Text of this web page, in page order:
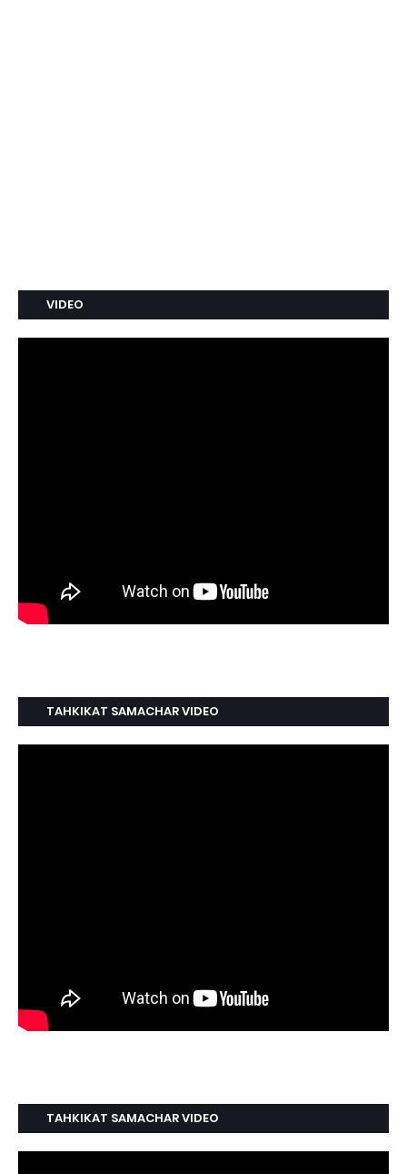
VIDEO
TAHKIKAT SAMACHAR VIDEO
TAHKIKAT SAMACHAR VIDEO